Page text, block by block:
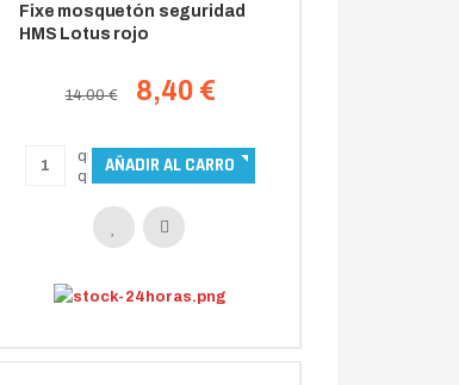
Fixe mosquetón seguridad
HMS Lotus rojo
14.00 € 8,40 €